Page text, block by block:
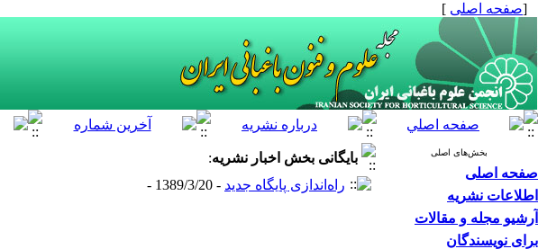
[صفحه اصلی ]
بخش‌های اصلی
صفحه اصلی
اطلاعات نشریه
آرشیو مجله و مقالات
برای نویسندگان
بایگانی بخش اخبار نشریه:
راه‌اندازی پایگاه جدید - 1389/3/20 -